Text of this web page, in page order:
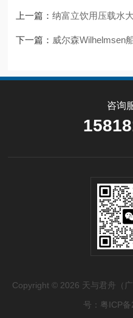
上一篇：纳富立饮用压载水大肠杆菌剂
下一篇： 威尔森Wilhelmsen
咨询
Copyright © 2026 天与君舟（
号：粤ICP